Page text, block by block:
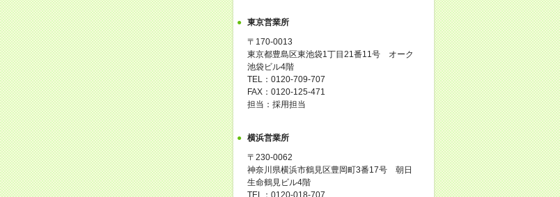
東京営業所
〒170-0013
東京都豊島区東池袋1丁目21番11号 オーク
池袋ビル4階
TEL：0120-709-707
FAX：0120-125-471
担当：採用担当
横浜営業所
〒230-0062
神奈川県横浜市鶴見区豊岡町3番17号 朝日
生命鶴見ビル4階
TEL：0120-018-707